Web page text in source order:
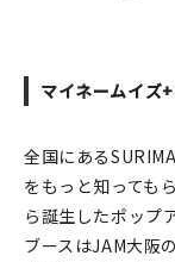
イベント
シルクスクリーン
無地素材
マイネームイズ
全国にある
をもっと知っても
ら誕生したポップ
ブースはJAM大阪